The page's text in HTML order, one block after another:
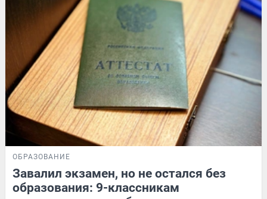
ОБРАЗОВАНИЕ
Завалил экзамен, но не остался без
образования: 9-классникам